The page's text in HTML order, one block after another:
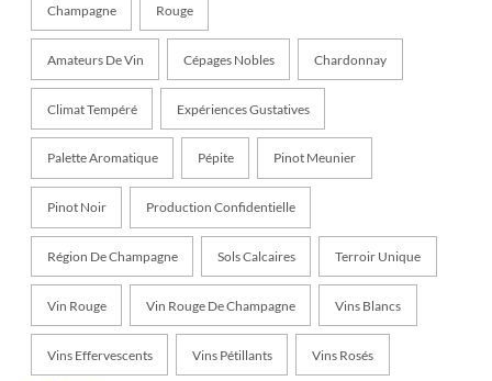
Champagne Rouge
Amateurs De Vin Cépages Nobles Chardonnay
Climat Tempéré Expériences Gustatives
Palette Aromatique Pépite Pinot Meunier
Pinot Noir Production Confidentielle
Région De Champagne Sols Calcaires Terroir Unique
Vin Rouge Vin Rouge De Champagne Vins Blancs
Vins Effervescents Vins Pétillants Vins Rosés